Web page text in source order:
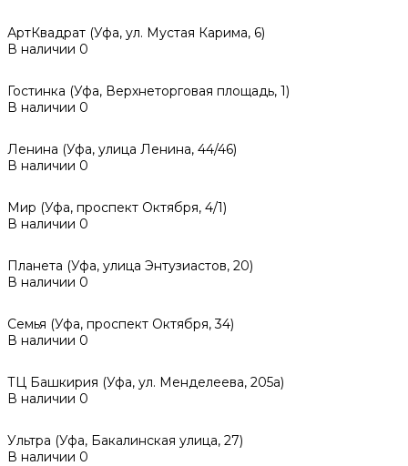
АртКвадрат (Уфа, ул. Мустая Карима, 6)
В наличии 0
Гостинка (Уфа, Верхнеторговая площадь, 1)
В наличии 0
Ленина (Уфа, улица Ленина, 44/46)
В наличии 0
Мир (Уфа, проспект Октября, 4/1)
В наличии 0
Планета (Уфа, улица Энтузиастов, 20)
В наличии 0
Семья (Уфа, проспект Октября, 34)
В наличии 0
ТЦ Башкирия (Уфа, ул. Менделеева, 205а)
В наличии 0
Ультра (Уфа, Бакалинская улица, 27)
В наличии 0